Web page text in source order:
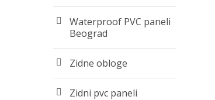
Waterproof PVC paneli
Beograd
Zidne obloge
Zidni pvc paneli